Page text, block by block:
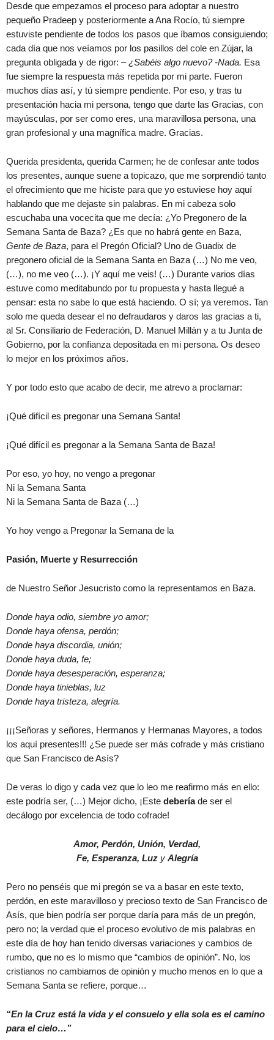
Desde que empezamos el proceso para adoptar a nuestro
pequeño Pradeep y posteriormente a Ana Rocío, tú siempre
estuviste pendiente de todos los pasos que íbamos consiguiendo;
cada día que nos veíamos por los pasillos del cole en Zújar, la
pregunta obligada y de rigor: – ¿Sabéis algo nuevo? -Nada. Esa
fue siempre la respuesta más repetida por mi parte. Fueron
muchos días así, y tú siempre pendiente. Por eso, y tras tu
presentación hacia mi persona, tengo que darte las Gracias, con
mayúsculas, por ser como eres, una maravillosa persona, una
gran profesional y una magnífica madre. Gracias.
Querida presidenta, querida Carmen; he de confesar ante todos
los presentes, aunque suene a topicazo, que me sorprendió tanto
el ofrecimiento que me hiciste para que yo estuviese hoy aquí
hablando que me dejaste sin palabras. En mi cabeza solo
escuchaba una vocecita que me decía: ¿Yo Pregonero de la
Semana Santa de Baza? ¿Es que no habrá gente en Baza,
Gente de Baza, para el Pregón Oficial? Uno de Guadix de
pregonero oficial de la Semana Santa en Baza (…) No me veo,
(…), no me veo (…). ¡Y aquí me veis! (…) Durante varios días
estuve como meditabundo por tu propuesta y hasta llegué a
pensar: esta no sabe lo que está haciendo. O sí; ya veremos. Tan
solo me queda desear el no defraudaros y daros las gracias a ti,
al Sr. Consiliario de Federación, D. Manuel Millán y a tu Junta de
Gobierno, por la confianza depositada en mi persona. Os deseo
lo mejor en los próximos años.
Y por todo esto que acabo de decir, me atrevo a proclamar:
¡Qué difícil es pregonar una Semana Santa!
¡Qué difícil es pregonar a la Semana Santa de Baza!
Por eso, yo hoy, no vengo a pregonar
Ni la Semana Santa
Ni la Semana Santa de Baza (…)
Yo hoy vengo a Pregonar la Semana de la
Pasión, Muerte y Resurrección
de Nuestro Señor Jesucristo como la representamos en Baza.
Donde haya odio, siembre yo amor;
Donde haya ofensa, perdón;
Donde haya discordia, unión;
Donde haya duda, fe;
Donde haya desesperación, esperanza;
Donde haya tinieblas, luz
Donde haya tristeza, alegría.
¡¡¡Señoras y señores, Hermanos y Hermanas Mayores, a todos
los aquí presentes!!! ¿Se puede ser más cofrade y más cristiano
que San Francisco de Asís?
De veras lo digo y cada vez que lo leo me reafirmo más en ello:
este podría ser, (…) Mejor dicho, ¡Este deberíade ser el
decálogo por excelencia de todo cofrade!
Amor, Perdón, Unión, Verdad,
Fe, Esperanza, Luz y Alegría
Pero no penséis que mi pregón se va a basar en este texto,
perdón, en este maravilloso y precioso texto de San Francisco de
Asís, que bien podría ser porque daría para más de un pregón,
pero no; la verdad que el proceso evolutivo de mis palabras en
este día de hoy han tenido diversas variaciones y cambios de
rumbo, que no es lo mismo que “cambios de opinión”. No, los
cristianos no cambiamos de opinión y mucho menos en lo que a
Semana Santa se refiere, porque…
“En la Cruz está la vida y el consuelo y ella sola es el camino
para el cielo…”